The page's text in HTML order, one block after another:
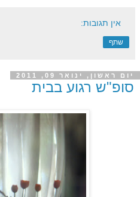
אין תגובות:
שתף
יום ראשון, ינואר 09, 2011
סופ"ש רגוע בבית